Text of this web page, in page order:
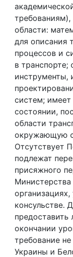
области:
для описания
процессов и
в
инструменты,
систем;
состоянии,
области
окружающую
Отсутствует
подлежат
присяжного
консульстве.
окончании
требование
Украины и